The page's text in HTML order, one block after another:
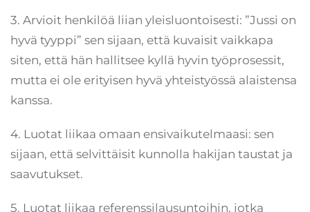
3. Arvioit henkilöä liian yleisluontoisesti: ”Jussi on
hyvä tyyppi” sen sijaan, että kuvaisit vaikkapa
siten, että hän hallitsee kyllä hyvin työprosessit,
mutta ei ole erityisen hyvä yhteistyössä alaistensa
kanssa.
4. Luotat liikaa omaan ensivaikutelmaasi: sen
sijaan, että selvittäisit kunnolla hakijan taustat ja
saavutukset.
5. Luotat liikaa referenssilausuntoihin, jotka